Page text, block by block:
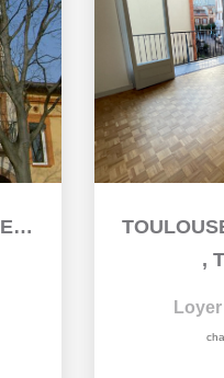
Appartement TOULOUSE - 2 pièce(s) - 42 m2
,